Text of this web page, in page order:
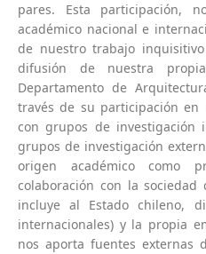
pares. Esta participación,
académico nacional e
de nuestro trabajo
difusión de nuestra
Departamento de
través de su participación en
con grupos de investigación
grupos de investigación
origen académico como
colaboración con la
incluye al Estado chileno,
internacionales) y la propia
nos aporta fuentes externas